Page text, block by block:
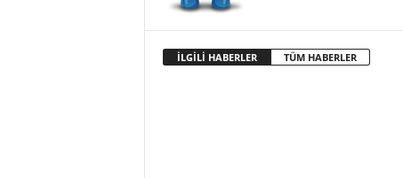
İLGİLİ HABERLER TÜM HABERLER